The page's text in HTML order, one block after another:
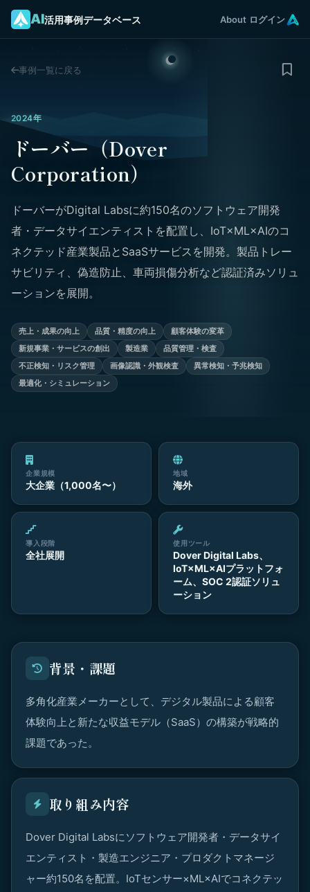
AI活用事例データベース About ログイン
事例一覧に戻る
2024年
ドーバー（Dover
Corporation）
ドーバーがDigital Labsに約150名のソフトウェア開発
者・データサイエンティストを配置し、IoT×ML×AIのコ
ネクテッド産業製品とSaaSサービスを開発。製品トレー
サビリティ、偽造防止、車両損傷分析など認証済みソリュ
ーションを展開。
売上・成果の向上 品質・精度の向上
顧客体験の変革
新規事業・サービスの創出
製造業
品質管理・検査
不正検知・リスク管理
画像認識・外観検査
異常検知・予兆検知
最適化・シミュレーション
企業規模
大企業（1,000名〜）
地域
海外
導入段階
全社展開
使用ツール
Dover Digital Labs、
IoT×ML×AIプラットフォ
ーム、SOC 2認証ソリュ
ーション
背景・課題
多角化産業メーカーとして、デジタル製品による顧客
体験向上と新たな収益モデル（SaaS）の構築が戦略的
課題であった。
取り組み内容
Dover Digital Labsにソフトウェア開発者・データサイ
エンティスト・製造エンジニア・プロダクトマネージ
ャー約150名を配置。IoTセンサー×ML×AIでコネクテッ